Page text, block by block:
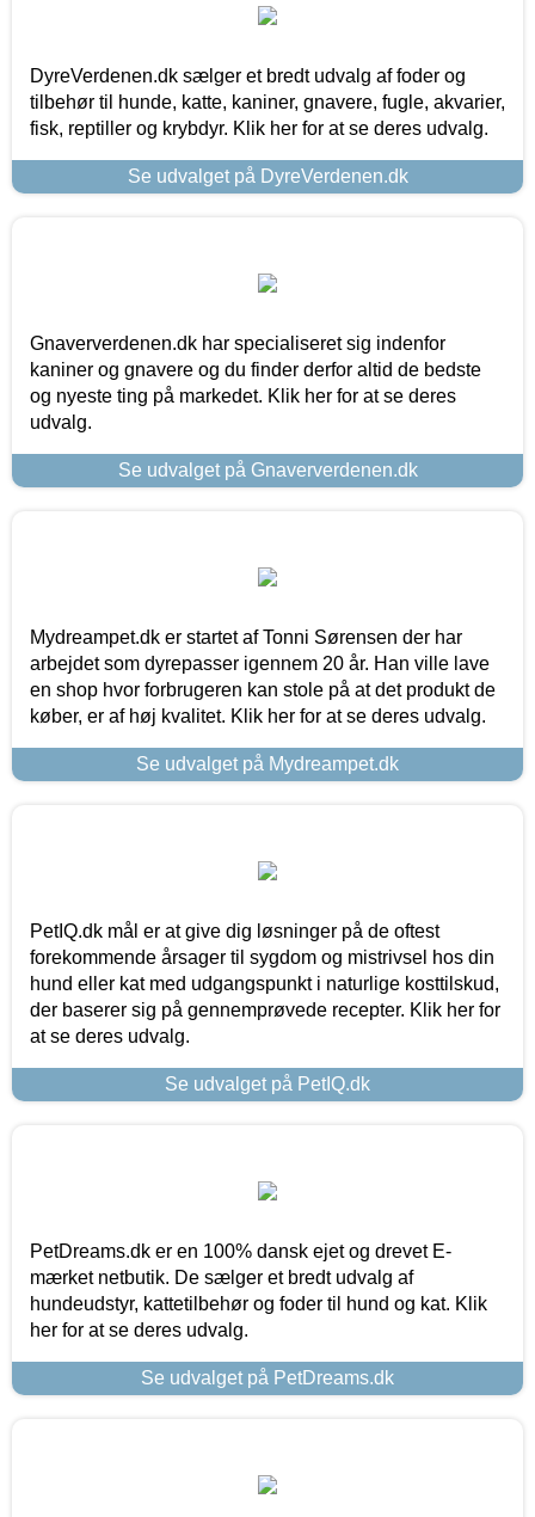
DyreVerdenen.dk sælger et bredt udvalg af foder og
tilbehør til hunde, katte, kaniner, gnavere, fugle, akvarier,
fisk, reptiller og krybdyr. Klik her for at se deres udvalg.
Se udvalget på DyreVerdenen.dk
Gnaververdenen.dk har specialiseret sig indenfor
kaniner og gnavere og du finder derfor altid de bedste
og nyeste ting på markedet. Klik her for at se deres
udvalg.
Se udvalget på Gnaververdenen.dk
Mydreampet.dk er startet af Tonni Sørensen der har
arbejdet som dyrepasser igennem 20 år. Han ville lave
en shop hvor forbrugeren kan stole på at det produkt de
køber, er af høj kvalitet. Klik her for at se deres udvalg.
Se udvalget på Mydreampet.dk
PetIQ.dk mål er at give dig løsninger på de oftest
forekommende årsager til sygdom og mistrivsel hos din
hund eller kat med udgangspunkt i naturlige kosttilskud,
der baserer sig på gennemprøvede recepter. Klik her for
at se deres udvalg.
Se udvalget på PetIQ.dk
PetDreams.dk er en 100% dansk ejet og drevet E-
mærket netbutik. De sælger et bredt udvalg af
hundeudstyr, kattetilbehør og foder til hund og kat. Klik
her for at se deres udvalg.
Se udvalget på PetDreams.dk